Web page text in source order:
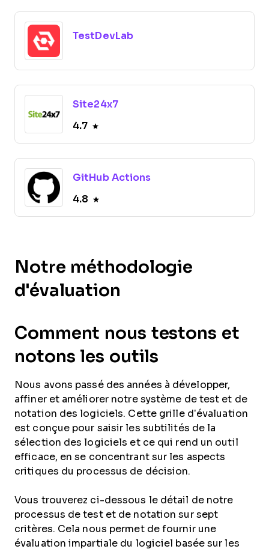
TestDevLab
Site24x7
4.7
GitHub Actions
4.8
Notre méthodologie
d'évaluation
Comment nous testons et
notons les outils
Nous avons passé des années à développer,
affiner et améliorer notre système de test et de
notation des logiciels. Cette grille d’évaluation
est conçue pour saisir les subtilités de la
sélection des logiciels et ce qui rend un outil
efficace, en se concentrant sur les aspects
critiques du processus de décision.
Vous trouverez ci-dessous le détail de notre
processus de test et de notation sur sept
critères. Cela nous permet de fournir une
évaluation impartiale du logiciel basée sur les